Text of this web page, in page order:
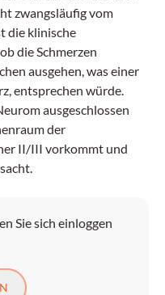
zwangsläufig vom
die klinische
die Schmerzen
ausgehen, was einer
entsprechen würde.
ausgeschlossen
der
II/III vorkommt und
Sie sich einloggen